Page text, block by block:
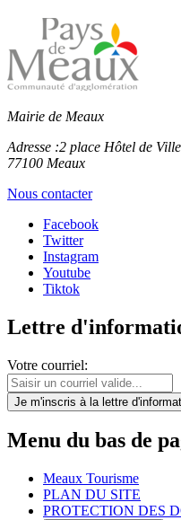
Mairie de Meaux
Adresse :2 place Hôtel de
77100 Meaux
Nous contacter
Facebook
Twitter
Instagram
Youtube
Tiktok
Lettre
Votre courriel:
Je m'inscris à la lettre
Menu du bas de
Meaux Tourisme
PLAN DU SITE
PROTECTION DES